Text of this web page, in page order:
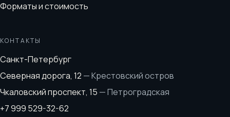
Форматы и стоимость
КОНТАКТЫ
Санкт-Петербург
Северная дорога, 12 —Крестовский остров
Чкаловский проспект, 15 —Петроградская
+7 999 529-32-62